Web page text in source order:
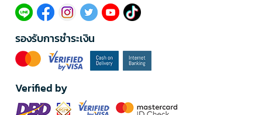
รองรับการชำระเงิน
Verified by